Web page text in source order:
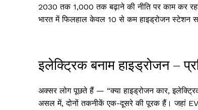
2030 तक 1,000 तक बढ़ाने की नीति पर काम कर
भारत में फिलहाल केवल 10 से कम हाइड्रोजन स्टेशन
इलेक्ट्रिक बनाम हाइड्रोजन –
अक्सर लोग पूछते हैं — “क्या हाइड्रोजन कार,
असल में, दोनों तकनीकें एक-दूसरे की पूरक हैं। जहां EVs